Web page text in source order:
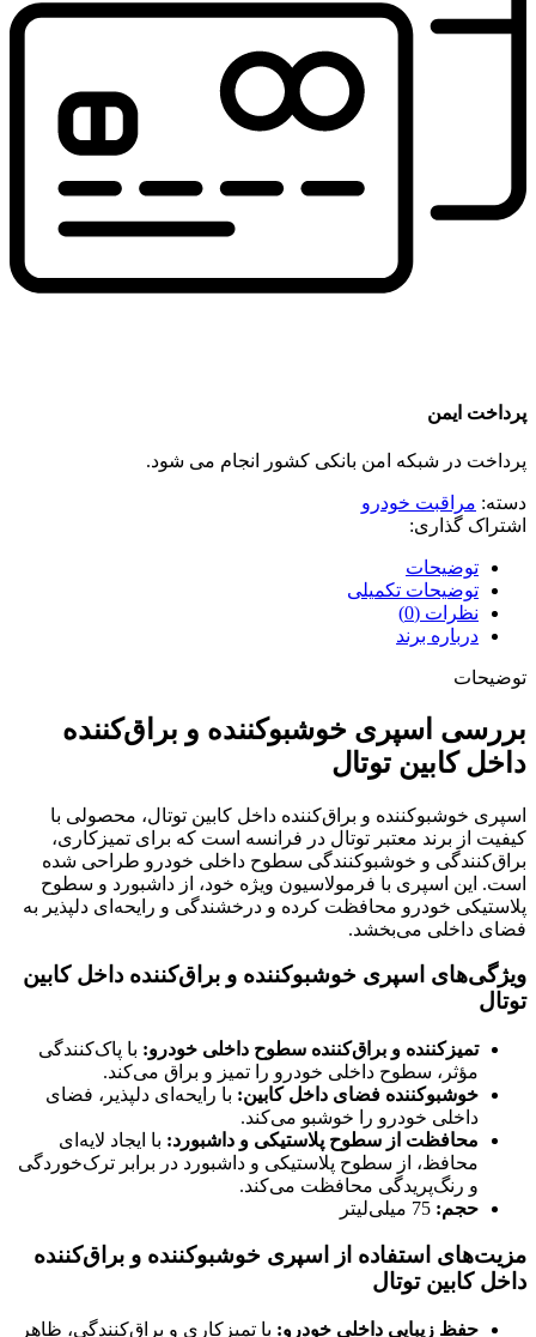
پرداخت ایمن
پرداخت در شبکه امن بانکی کشور انجام می شود.
دسته: مراقبت خودرو
اشتراک گذاری:
توضیحات
توضیحات تکمیلی
نظرات (0)
درباره برند
توضیحات
بررسی اسپری خوشبوکننده و براق‌کننده
داخل کابین توتال
اسپری خوشبوکننده و براق‌کننده داخل کابین توتال، محصولی با
کیفیت از برند معتبر توتال در فرانسه است که برای تمیزکاری،
براق‌کنندگی و خوشبوکنندگی سطوح داخلی خودرو طراحی شده
است. این اسپری با فرمولاسیون ویژه خود، از داشبورد و سطوح
پلاستیکی خودرو محافظت کرده و درخشندگی و رایحه‌ای دلپذیر به
فضای داخلی می‌بخشد.
ویژگی‌های اسپری خوشبوکننده و براق‌کننده داخل کابین
توتال
تمیزکننده و براق‌کننده سطوح داخلی خودرو: با پاک‌کنندگی
مؤثر، سطوح داخلی خودرو را تمیز و براق می‌کند.
خوشبوکننده فضای داخل کابین: با رایحه‌ای دلپذیر، فضای
داخلی خودرو را خوشبو می‌کند.
محافظت از سطوح پلاستیکی و داشبورد: با ایجاد لایه‌ای
محافظ، از سطوح پلاستیکی و داشبورد در برابر ترک‌خوردگی
و رنگ‌پریدگی محافظت می‌کند.
حجم:
مزیت‌های استفاده از اسپری خوشبوکننده و براق‌کننده
داخل کابین توتال
حفظ زیبایی داخلی خودرو: با تمیزکاری و براق‌کنندگی، ظاهر